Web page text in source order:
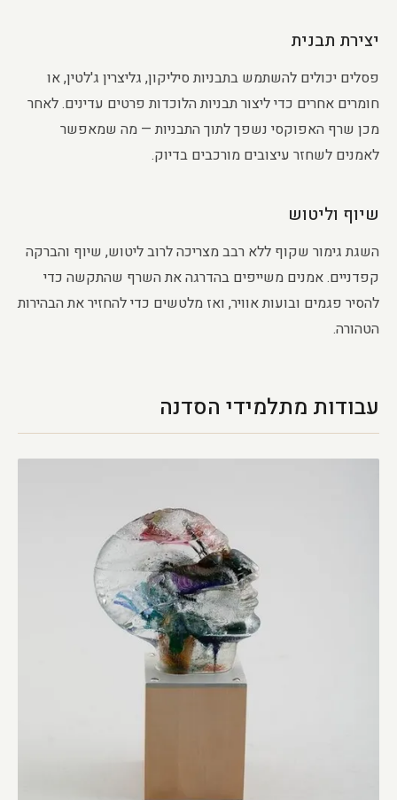
יצירת תבנית
פסלים יכולים להשתמש בתבניות סיליקון, גליצרין ג'לטין, או
חומרים אחרים כדי ליצור תבניות הלוכדות פרטים עדינים. לאחר
מכן שרף האפוקסי נשפך לתוך התבניות — מה שמאפשר
לאמנים לשחזר עיצובים מורכבים בדיוק.
שיוף וליטוש
השגת גימור שקוף ללא רבב מצריכה לרוב ליטוש, שיוף והברקה
קפדניים. אמנים משייפים בהדרגה את השרף שהתקשה כדי
להסיר פגמים ובועות אוויר, ואז מלטשים כדי להחזיר את הבהירות
הטהורה.
עבודות מתלמידי הסדנה